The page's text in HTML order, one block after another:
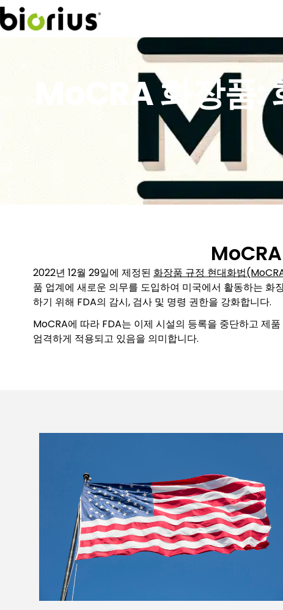
MoCRA 화장품:
2022년 12월 29일에 제정된 화장품 규정 현대화법
품 업계에 새로운 의무를 도입하여 미국에서 활동하는
하기 위해 FDA의 감시, 검사 및 명령 권한을 강화합니다.
MoCRA에 따라 FDA는 이제 시설의 등록을 중단하고 제
엄격하게 적용되고 있음을 의미합니다.